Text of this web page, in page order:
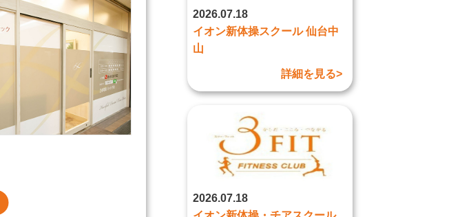
2026.07.18
イオン新体操スクール 仙台中
山
詳細を見る>
2026.07.18